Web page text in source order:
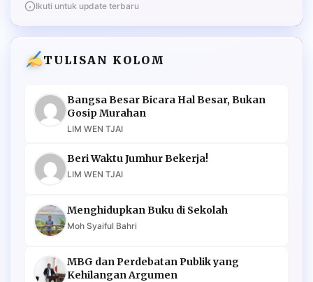
Ikuti untuk update terbaru
TULISAN KOLOM
Bangsa Besar Bicara Hal Besar, Bukan
Gosip Murahan
LIM WEN TJAI
Beri Waktu Jumhur Bekerja!
LIM WEN TJAI
Menghidupkan Buku di Sekolah
Moh Syaiful Bahri
MBG dan Perdebatan Publik yang
Kehilangan Argumen